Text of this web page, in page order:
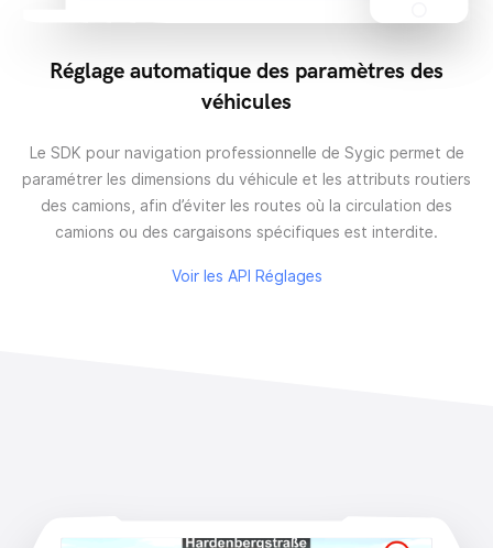
Réglage automatique des paramètres des
véhicules
Le SDK pour navigation professionnelle de Sygic permet de
paramétrer les dimensions du véhicule et les attributs routiers
des camions, afin d’éviter les routes où la circulation des
camions ou des cargaisons spécifiques est interdite.
Voir les API Réglages